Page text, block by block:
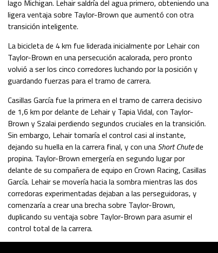
lago Michigan. Lehair saldría del agua primero, obteniendo una
ligera ventaja sobre Taylor-Brown que aumentó con otra
transición inteligente.
La bicicleta de 4 km fue liderada inicialmente por Lehair con
Taylor-Brown en una persecución acalorada, pero pronto
volvió a ser los cinco corredores luchando por la posición y
guardando fuerzas para el tramo de carrera.
Casillas García fue la primera en el tramo de carrera decisivo
de 1,6 km por delante de Lehair y Tapia Vidal, con Taylor-
Brown y Szalai perdiendo segundos cruciales en la transición.
Sin embargo, Lehair tomaría el control casi al instante,
dejando su huella en la carrera final, y con una Short Chutede
propina. Taylor-Brown emergería en segundo lugar por
delante de su compañera de equipo en Crown Racing, Casillas
García. Lehair se movería hacia la sombra mientras las dos
corredoras experimentadas dejaban a las perseguidoras, y
comenzaría a crear una brecha sobre Taylor-Brown,
duplicando su ventaja sobre Taylor-Brown para asumir el
control total de la carrera.